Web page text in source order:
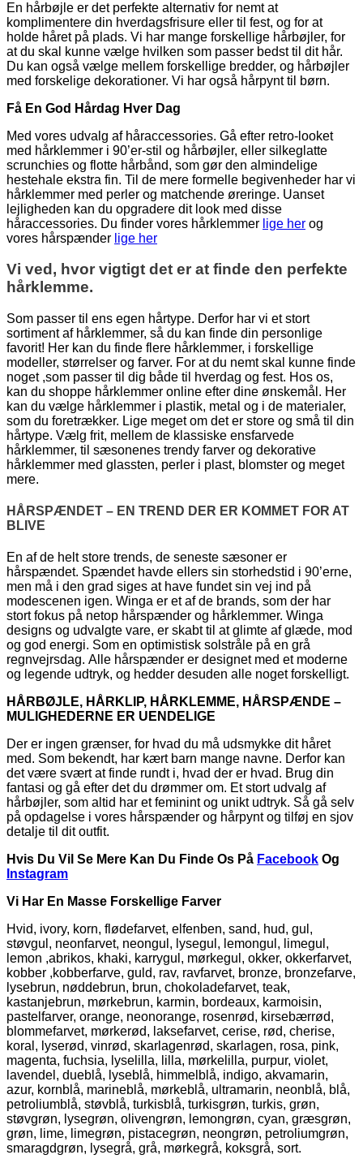
En hårbøjle er det perfekte alternativ for nemt at
komplimentere din hverdagsfrisure eller til fest, og for at
holde håret på plads. Vi har mange forskellige hårbøjler, for
at du skal kunne vælge hvilken som passer bedst til dit hår.
Du kan også vælge mellem forskellige bredder, og hårbøjler
med forskelige dekorationer. Vi har også hårpynt til børn.
Få En God Hårdag Hver Dag
Med vores udvalg af håraccessories. Gå efter retro-looket
med hårklemmer i 90’er-stil og hårbøjler, eller silkeglatte
scrunchies og flotte hårbånd, som gør den almindelige
hestehale ekstra fin. Til de mere formelle begivenheder har vi
hårklemmer med perler og matchende øreringe. Uanset
lejligheden kan du opgradere dit look med disse
håraccessories. Du finder vores hårklemmer lige her og
vores hårspænder lige her
Vi ved, hvor vigtigt det er at finde den perfekte
hårklemme.
Som passer til ens egen hårtype. Derfor har vi et stort
sortiment af hårklemmer, så du kan finde din personlige
favorit! Her kan du finde flere hårklemmer, i forskellige
modeller, størrelser og farver. For at du nemt skal kunne finde
noget ,som passer til dig både til hverdag og fest. Hos os,
kan du shoppe hårklemmer online efter dine ønskemål. Her
kan du vælge hårklemmer i plastik, metal og i de materialer,
som du foretrækker. Lige meget om det er store og små til din
hårtype. Vælg frit, mellem de klassiske ensfarvede
hårklemmer, til sæsonenes trendy farver og dekorative
hårklemmer med glassten, perler i plast, blomster og meget
mere.
HÅRSPÆNDET – EN TREND DER ER KOMMET FOR AT
BLIVE
En af de helt store trends, de seneste sæsoner er
hårspændet. Spændet havde ellers sin storhedstid i 90’erne,
men må i den grad siges at have fundet sin vej ind på
modescenen igen. Winga er et af de brands, som der har
stort fokus på netop hårspænder og hårklemmer. Winga
designs og udvalgte vare, er skabt til at glimte af glæde, mod
og god energi. Som en optimistisk solstråle på en grå
regnvejrsdag. Alle hårspænder er designet med et moderne
og legende udtryk, og hedder desuden alle noget forskelligt.
HÅRBØJLE, HÅRKLIP, HÅRKLEMME, HÅRSPÆNDE –
MULIGHEDERNE ER UENDELIGE
Der er ingen grænser, for hvad du må udsmykke dit håret
med. Som bekendt, har kært barn mange navne. Derfor kan
det være svært at finde rundt i, hvad der er hvad. Brug din
fantasi og gå efter det du drømmer om. Et stort udvalg af
hårbøjler, som altid har et feminint og unikt udtryk. Så gå selv
på opdagelse i vores hårspænder og hårpynt og tilføj en sjov
detalje til dit outfit.
Hvis Du Vil Se Mere Kan Du Finde Os På Facebook Og
Instagram
Vi Har En Masse Forskellige Farver
Hvid, ivory, korn, flødefarvet, elfenben, sand, hud, gul,
støvgul, neonfarvet, neongul, lysegul, lemongul, limegul,
lemon ,abrikos, khaki, karrygul, mørkegul, okker, okkerfarvet,
kobber ,kobberfarve, guld, rav, ravfarvet, bronze, bronzefarve,
lysebrun, nøddebrun, brun, chokoladefarvet, teak,
kastanjebrun, mørkebrun, karmin, bordeaux, karmoisin,
pastelfarver, orange, neonorange, rosenrød, kirsebærrød,
blommefarvet, mørkerød, laksefarvet, cerise, rød, cherise,
koral, lyserød, vinrød, skarlagenrød, skarlagen, rosa, pink,
magenta, fuchsia, lyselilla, lilla, mørkelilla, purpur, violet,
lavendel, dueblå, lyseblå, himmelblå, indigo, akvamarin,
azur, kornblå, marineblå, mørkeblå, ultramarin, neonblå, blå,
petroliumblå, støvblå, turkisblå, turkisgrøn, turkis, grøn,
støvgrøn, lysegrøn, olivengrøn, lemongrøn, cyan, græsgrøn,
grøn, lime, limegrøn, pistacegrøn, neongrøn, petroliumgrøn,
smaragdgrøn, lysegrå, grå, mørkegrå, koksgrå, sort.